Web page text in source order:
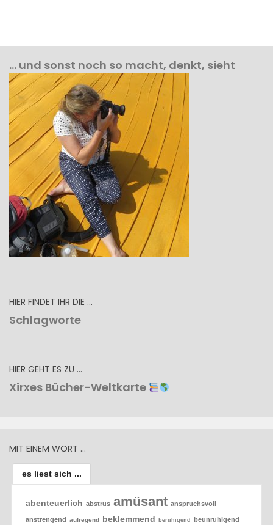
… und sonst noch so macht, denkt, sieht
HIER FINDET IHR DIE …
Schlagworte
HIER GEHT ES ZU …
Xirxes Bücher-Weltkarte
MIT EINEM WORT …
es liest sich ...
abenteuerlich abstrus amüsant anspruchsvoll
anstrengend aufregend beklemmend beruhigend beunruhigend